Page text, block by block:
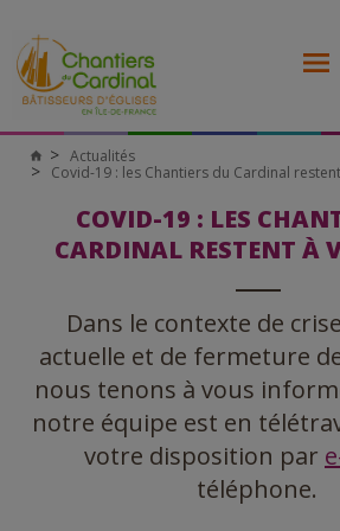
Chantiers
du
Actualités
Covid-19 : les Chantiers du Cardinal
COVID-19 : LES
CARDINAL RESTENT À
Dans le contexte de
actuelle et de fermeture
nous tenons à vous
notre équipe est en
votre disposition par
téléphone.